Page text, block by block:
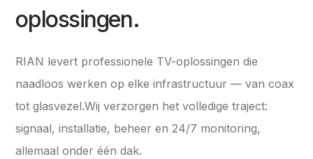
oplossingen.
RIAN levert professionele TV-oplossingen die
naadloos werken op elke infrastructuur — van coax
tot glasvezel.Wij verzorgen het volledige traject:
signaal, installatie, beheer en 24/7 monitoring,
allemaal onder één dak.